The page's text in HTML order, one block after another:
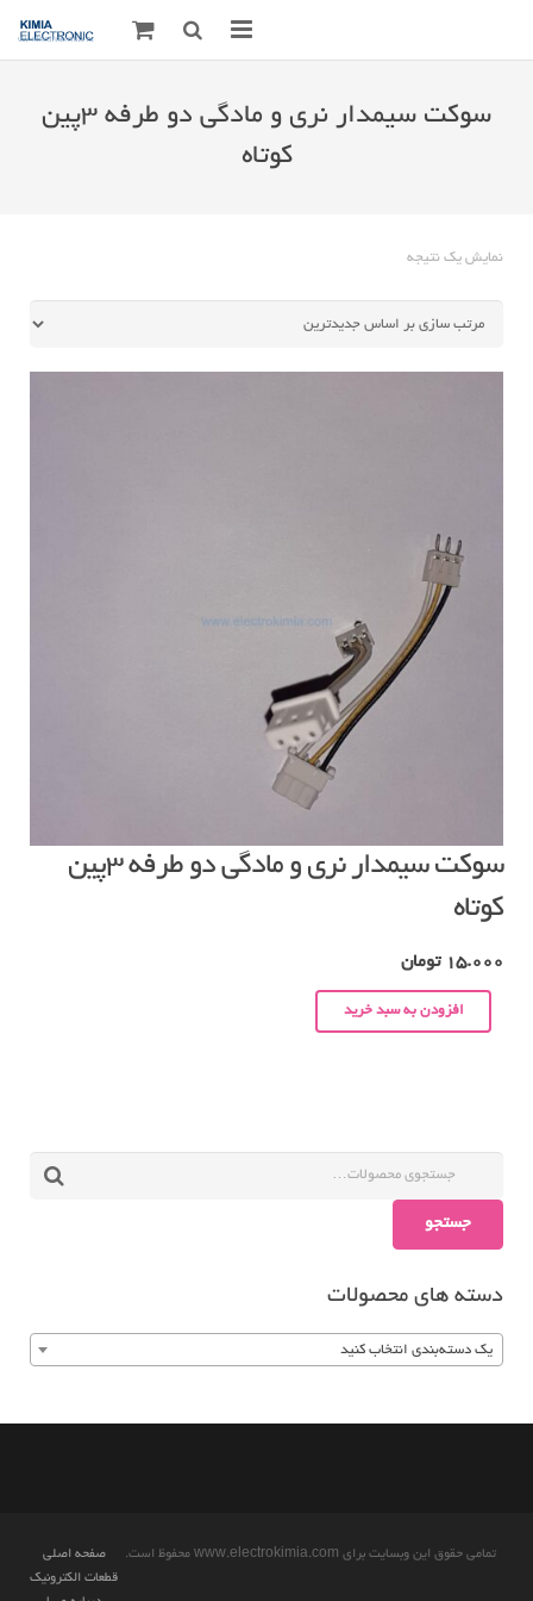
ارتباط با ما
سوکت سیمدار نری و مادگی دو طرفه 3پین
کوتاه
نمایش یک نتیجه
سوکت سیمدار نری و مادگی دو طرفه ۳پین
کوتاه
15.000 تومان
افزودن به سبد خرید
جستجو
دسته های محصولات
یک دسته‌بندی انتخاب کنید
صفحه اصلی
قطعات الکترونیک
تمامی حقوق این وبسایت برای www.electrokimia.com محفوظ است.